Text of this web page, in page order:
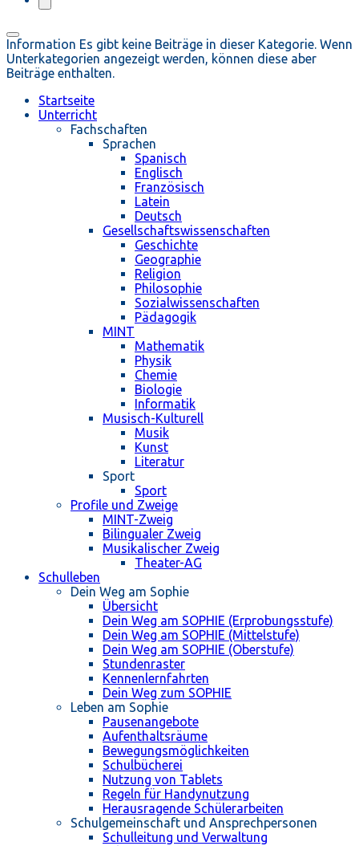
Information Es gibt keine Beiträge in dieser Kategorie. Wenn
Unterkategorien angezeigt werden, können diese aber
Beiträge enthalten.
Startseite
Unterricht
Fachschaften
Sprachen
Spanisch
Englisch
Französisch
Latein
Deutsch
Gesellschaftswissenschaften
Geschichte
Geographie
Religion
Philosophie
Sozialwissenschaften
Pädagogik
MINT
Mathematik
Physik
Chemie
Biologie
Informatik
Musisch-Kulturell
Musik
Kunst
Literatur
Sport
Sport
Profile und Zweige
MINT-Zweig
Bilingualer Zweig
Musikalischer Zweig
Theater-AG
Schulleben
Dein Weg am Sophie
Übersicht
Dein Weg am SOPHIE (Erprobungsstufe)
Dein Weg am SOPHIE (Mittelstufe)
Dein Weg am SOPHIE (Oberstufe)
Stundenraster
Kennenlernfahrten
Dein Weg zum SOPHIE
Leben am Sophie
Pausenangebote
Aufenthaltsräume
Bewegungsmöglichkeiten
Schulbücherei
Nutzung von Tablets
Regeln für Handynutzung
Herausragende Schülerarbeiten
Schulgemeinschaft und Ansprechpersonen
Schulleitung und Verwaltung